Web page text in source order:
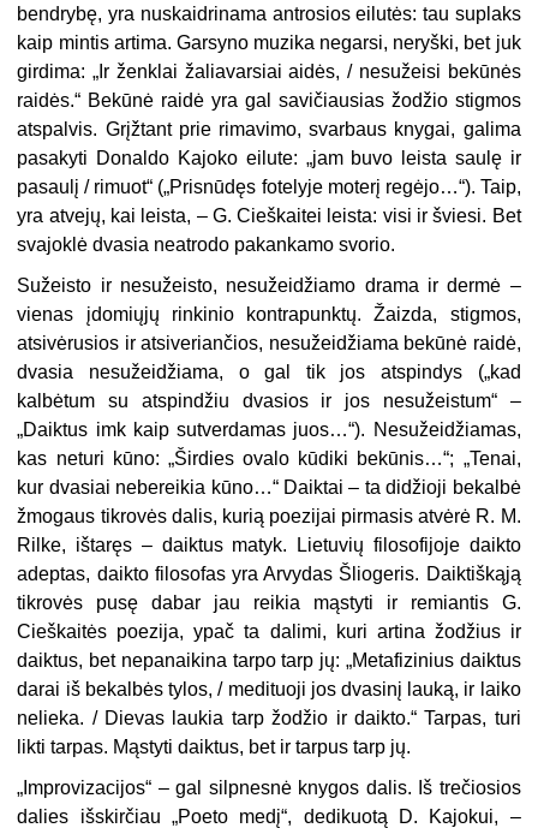
bendrybę, yra nuskaidrinama antrosios eilutės: tau suplaks
kaip mintis artima. Garsyno muzika negarsi, neryški, bet juk
girdima: „Ir ženklai žaliavarsiai aidės, / nesužeisi bekūnės
raidės.“ Bekūnė raidė yra gal savičiausias žodžio stigmos
atspalvis. Grįžtant prie rimavimo, svarbaus knygai, galima
pasakyti Donaldo Kajoko eilute: „jam buvo leista saulę ir
pasaulį / rimuot“ („Prisnūdęs fotelyje moterį regėjo…“). Taip,
yra atvejų, kai leista, – G. Cieškaitei leista: visi ir šviesi. Bet
svajoklė dvasia neatrodo pakankamo svorio.
Sužeisto ir nesužeisto, nesužeidžiamo drama ir dermė –
vienas įdomiųjų rinkinio kontrapunktų. Žaizda, stigmos,
atsivėrusios ir atsiveriančios, nesužeidžiama bekūnė raidė,
dvasia nesužeidžiama, o gal tik jos atspindys („kad
kalbėtum su atspindžiu dvasios ir jos nesužeistum“ –
„Daiktus imk kaip sutverdamas juos…“). Nesužeidžiamas,
kas neturi kūno: „Širdies ovalo kūdiki bekūnis…“; „Tenai,
kur dvasiai nebereikia kūno…“ Daiktai – ta didžioji bekalbė
žmogaus tikrovės dalis, kurią poezijai pirmasis atvėrė R. M.
Rilke, ištaręs – daiktus matyk. Lietuvių filosofijoje daikto
adeptas, daikto filosofas yra Arvydas Šliogeris. Daiktiškąją
tikrovės pusę dabar jau reikia mąstyti ir remiantis G.
Cieškaitės poezija, ypač ta dalimi, kuri artina žodžius ir
daiktus, bet nepanaikina tarpo tarp jų: „Metafizinius daiktus
darai iš bekalbės tylos, / medituoji jos dvasinį lauką, ir laiko
nelieka. / Dievas laukia tarp žodžio ir daikto.“ Tarpas, turi
likti tarpas. Mąstyti daiktus, bet ir tarpus tarp jų.
„ Improvizacijos“ – gal silpnesnė knygos dalis. Iš trečiosios
dalies išskirčiau „Poeto medį“, dedikuotą D. Kajokui, –